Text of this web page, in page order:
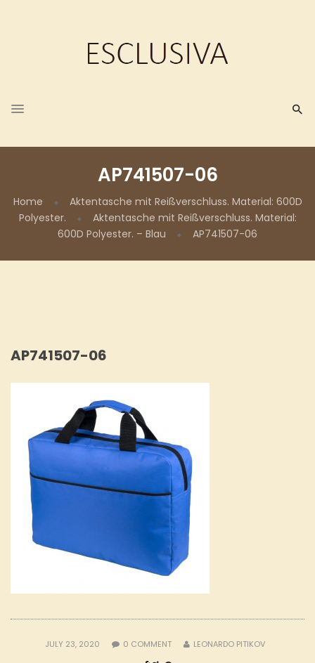
AP741507-06
Home
Aktentasche mit Reißverschluss. Material: 600D
Polyester.
Aktentasche mit Reißverschluss. Material:
600D Polyester. – Blau
AP741507-06
AP741507-06
JULY 23, 2020 0 COMMENT LEONARDO PITIKOV